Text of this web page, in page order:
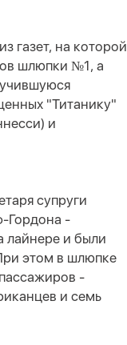
газет, на которой
шлюпки №1, а
"Титанику"
и
супруги
Гордона -
лайнере и были
этом в шлюпке
-
и семь